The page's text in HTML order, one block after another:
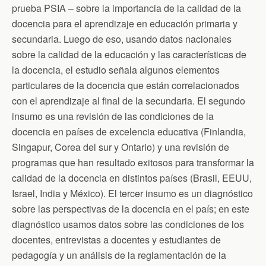
prueba PSIA – sobre la importancia de la calidad de la
docencia para el aprendizaje en educación primaria y
secundaria. Luego de eso, usando datos nacionales
sobre la calidad de la educación y las características de
la docencia, el estudio señala algunos elementos
particulares de la docencia que están correlacionados
con el aprendizaje al final de la secundaria. El segundo
insumo es una revisión de las condiciones de la
docencia en países de excelencia educativa (Finlandia,
Singapur, Corea del sur y Ontario) y una revisión de
programas que han resultado exitosos para transformar la
calidad de la docencia en distintos países (Brasil, EEUU,
Israel, India y México). El tercer insumo es un diagnóstico
sobre las perspectivas de la docencia en el país; en este
diagnóstico usamos datos sobre las condiciones de los
docentes, entrevistas a docentes y estudiantes de
pedagogía y un análisis de la reglamentación de la